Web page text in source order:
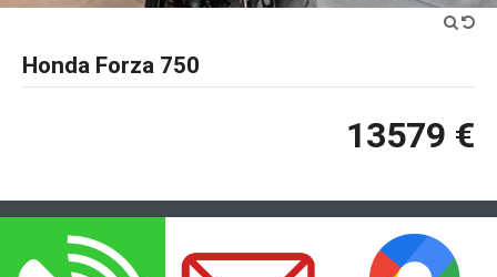
Honda Forza 750
13579 €